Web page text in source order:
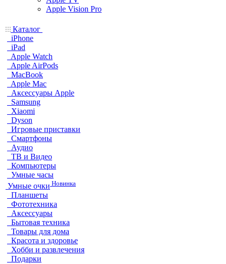
Apple Vision Pro
Каталог
iPhone
iPad
Apple Watch
Apple AirPods
MacBook
Apple Mac
Аксессуары Apple
Samsung
Xiaomi
Dyson
Игровые приставки
Смартфоны
Аудио
ТВ и Видео
Компьютеры
Умные часы
Умные очки Новинка
Планшеты
Фототехника
Аксессуары
Бытовая техника
Товары для дома
Красота и здоровье
Хобби и развлечения
Подарки